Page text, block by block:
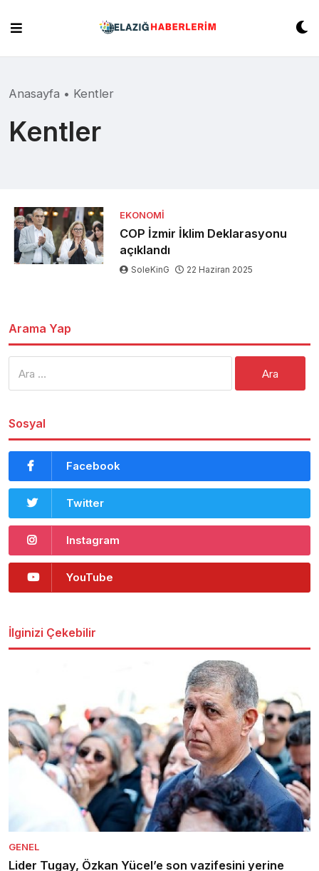
content
Anasayfa • Kentler
Kentler
EKONOMI
COP İzmir İklim Deklarasyonu
açıklandı
SoleKinG 22 Haziran 2025
Arama Yap
Sosyal
Facebook
Twitter
Instagram
YouTube
İlginizi Çekebilir
GENEL
Lider Tugay, Özkan Yücel’e son vazifesini yerine